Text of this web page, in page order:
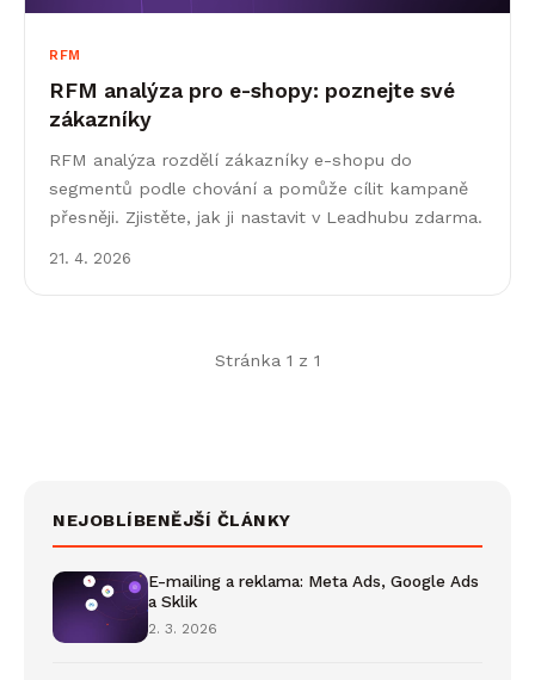
RFM
RFM analýza pro e-shopy: poznejte své
zákazníky
RFM analýza rozdělí zákazníky e-shopu do
segmentů podle chování a pomůže cílit kampaně
přesněji. Zjistěte, jak ji nastavit v Leadhubu zdarma.
21. 4. 2026
Stránka 1 z 1
NEJOBLÍBENĚJŠÍ ČLÁNKY
E-mailing a reklama: Meta Ads, Google Ads
a Sklik
2. 3. 2026